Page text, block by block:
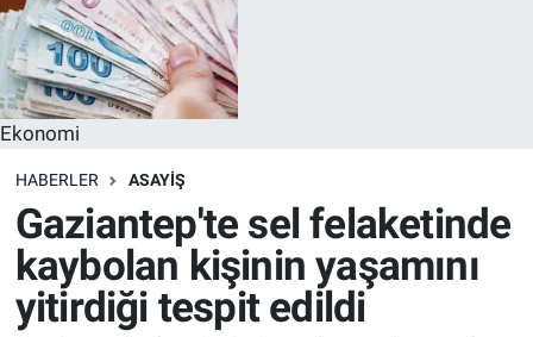
Ekonomi
HABERLER ASAYIŞ
Gaziantep'te sel felaketinde
kaybolan kişinin yaşamını
yitirdiği tespit edildi